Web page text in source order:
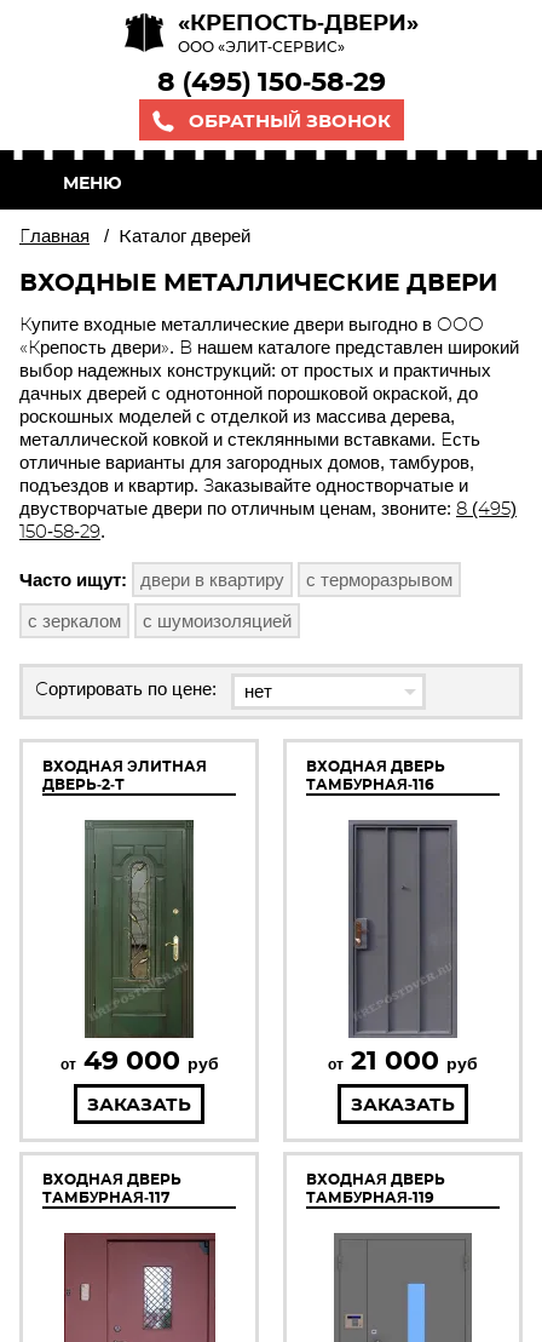
«КРЕПОСТЬ-ДВЕРИ»
ООО «ЭЛИТ-СЕРВИС»
8 (495) 150-58-29
ОБРАТНЫЙ ЗВОНОК
МЕНЮ
Главная / Каталог дверей
ВХОДНЫЕ МЕТАЛЛИЧЕСКИЕ ДВЕРИ
Купите входные металлические двери выгодно в ООО
«Крепость двери». В нашем каталоге представлен широкий
выбор надежных конструкций: от простых и практичных
дачных дверей с однотонной порошковой окраской, до
роскошных моделей с отделкой из массива дерева,
металлической ковкой и стеклянными вставками. Есть
отличные варианты для загородных домов, тамбуров,
подъездов и квартир. Заказывайте одностворчатые и
двустворчатые двери по отличным ценам, звоните: 8 (495)
150-58-29.
Часто ищут: двери в квартиру
с терморазрывом
с зеркалом
с шумоизоляцией
Сортировать по цене:
ВХОДНАЯ ЭЛИТНАЯ
ДВЕРЬ-2-Т
от 49 000 руб
ЗАКАЗАТЬ
ВХОДНАЯ ДВЕРЬ
ТАМБУРНАЯ-116
от 21 000 руб
ЗАКАЗАТЬ
ВХОДНАЯ ДВЕРЬ
ТАМБУРНАЯ-117
ВХОДНАЯ ДВЕРЬ
ТАМБУРНАЯ-119